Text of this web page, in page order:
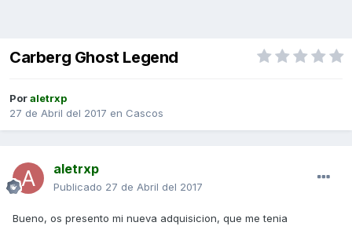
Carberg Ghost Legend
Poraletrxp
27 de Abril del 2017 en Cascos
aletrxp
Publicado 27 de Abril del 2017
Bueno, os presento mi nueva adquisicion, que me tenia